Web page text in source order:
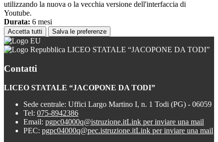
utilizzando la nuova o la vecchia versione dell'interfaccia di
Youtube.
Durata: 6 mesi
Accetta tutti Salva le preferenze
LICEO STATALE “JACOPONE DA TODI”
Contatti
LICEO STATALE “JACOPONE DA TODI”
Sede centrale: Uffici Largo Martino I, n. 1 Todi (PG) - 06059
Tel: 075-8942386
Email: pgpc04000q@istruzione.itLink per inviare una mail
PEC: pgpc04000q@pec.istruzione.itLink per inviare una mail